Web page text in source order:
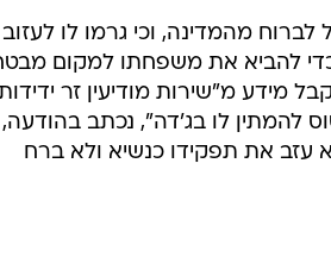
מהמדינה, וכי גרמו לו לעזוב
להביא את משפחתו למקום
מידע מ"שירות מודיעין זר
להמתין לו בג'דה", נכתב בהודעה,
עזב את תפקידו כנשיא ולא ברח